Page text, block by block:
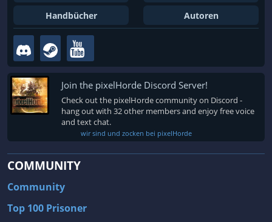
Handbücher
Autoren
Join the pixelHorde Discord Server!
Check out the pixelHorde community on Discord -
hang out with 32 other members and enjoy free voice
and text chat.
wir sind und zocken bei pixelHorde
COMMUNITY
Community
Top 100 Prisoner